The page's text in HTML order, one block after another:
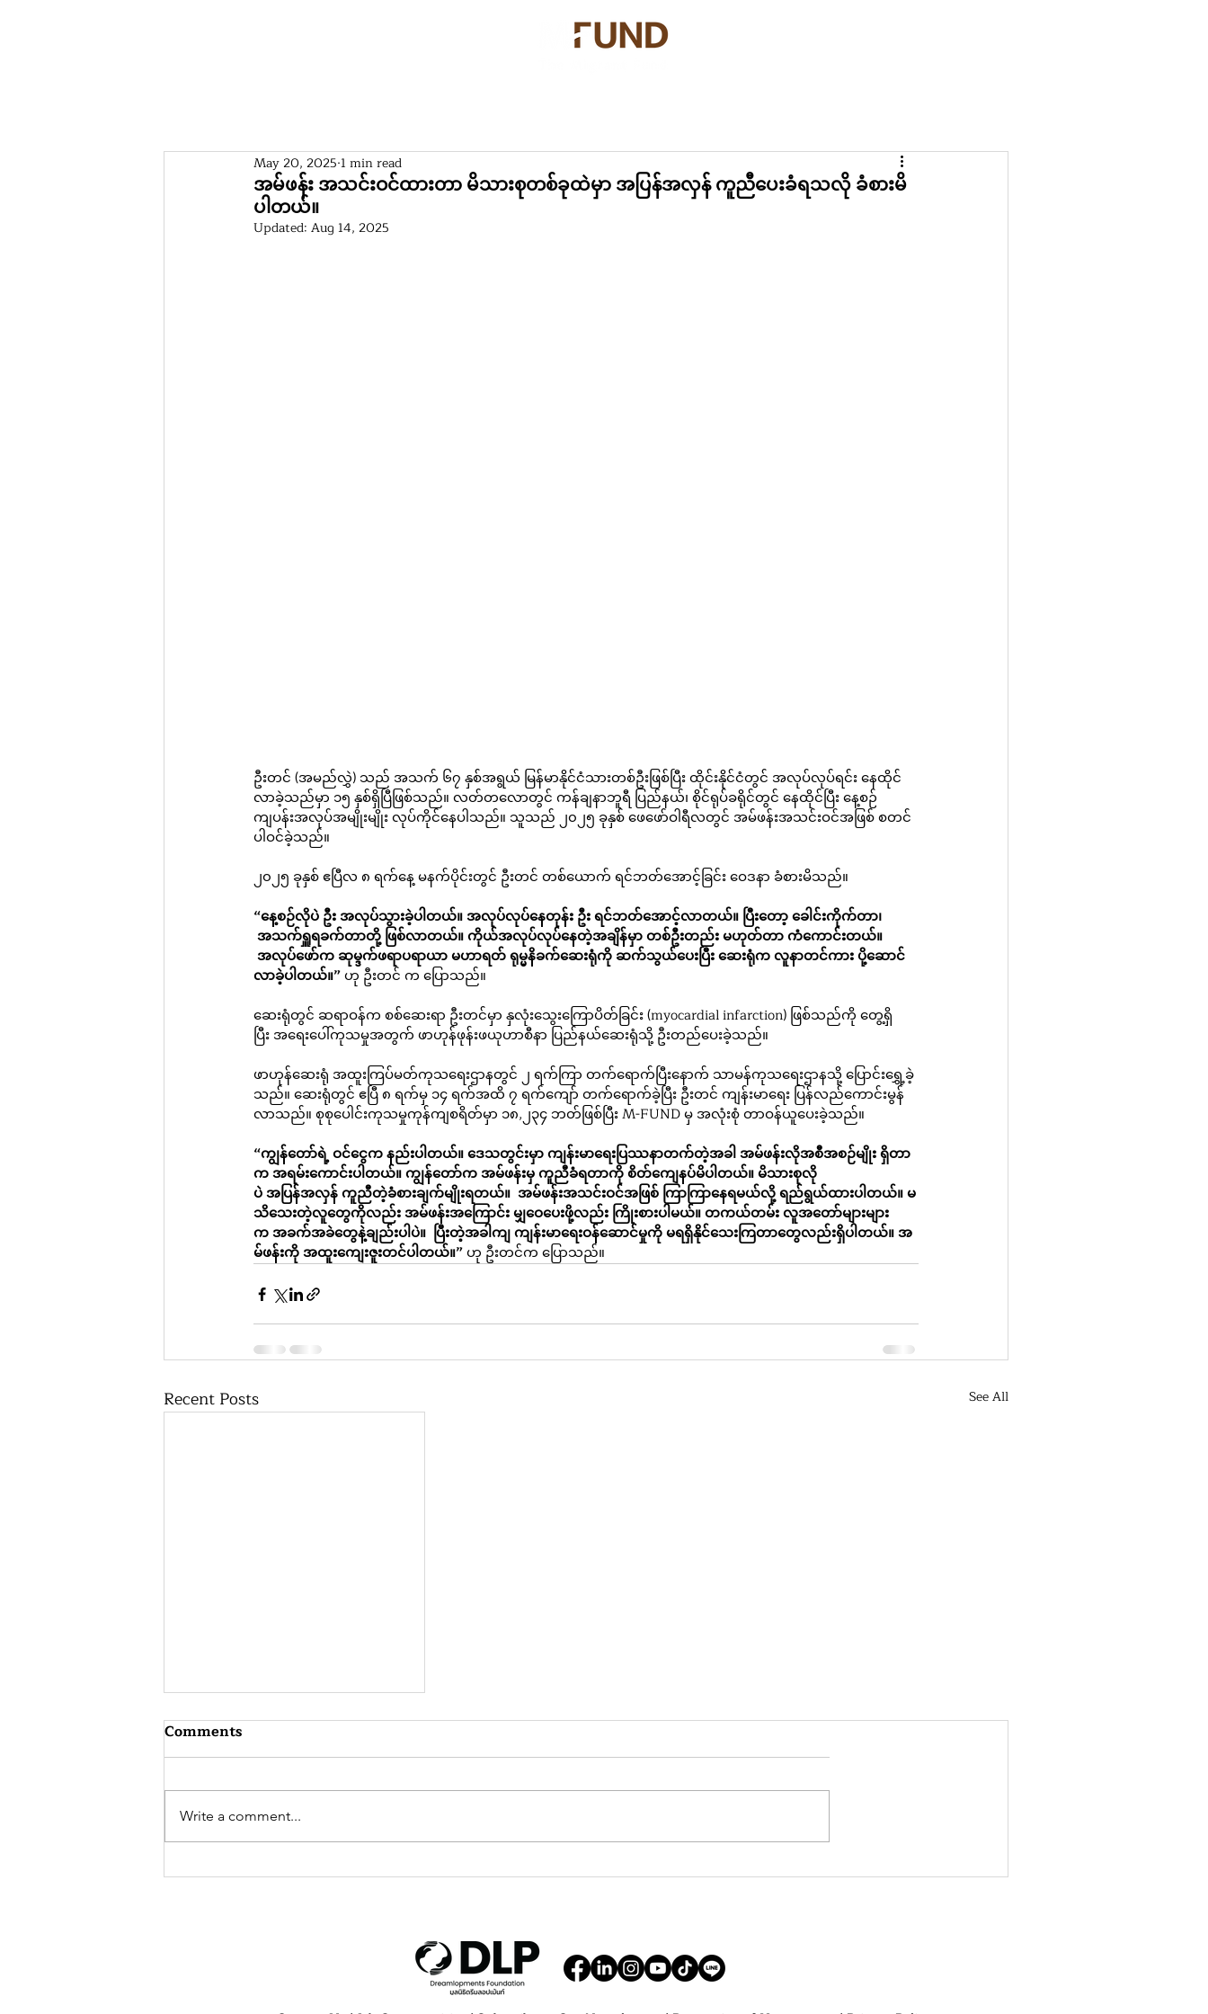
အမ်ဖန်း အသင်းဝင်ထားတာ မိသားစုတစ်ခုထဲမှာ အပြန်အလှန် ကူညီပေးခံရသလို ခံစားမိ
ပါတယ်။
May 20, 2025 1 min read
Updated: Aug 14, 2025
ဦးတင် (အမည်လွှဲ) သည် အသက် ၆၇ နှစ်အရွယ် မြန်မာနိုင်ငံသားတစ်ဦးဖြစ်ပြီး ထိုင်းနိုင်ငံတွင် အလုပ်လုပ်ရင်း နေထိုင်
လာခဲ့သည်မှာ ၁၅ နှစ်ရှိပြီဖြစ်သည်။ လတ်တလောတွင် ကန်ချနာဘူရီ ပြည်နယ်၊ စိုင်ရုပ်ခရိုင်တွင် နေထိုင်ပြီး နေ့စဉ်
ကျပန်းအလုပ်အမျိုးမျိုး လုပ်ကိုင်နေပါသည်။ သူသည် ၂၀၂၅ ခုနှစ် ဖေဖော်ဝါရီလတွင် အမ်ဖန်းအသင်းဝင်အဖြစ် စတင်
ပါဝင်ခဲ့သည်။
၂၀၂၅ ခုနှစ် ဧပြီလ ၈ ရက်နေ့ မနက်ပိုင်းတွင် ဦးတင် တစ်ယောက် ရင်ဘတ်အောင့်ခြင်း ဝေဒနာ ခံစားမိသည်။
“နေ့စဉ်လိုပဲ ဦး အလုပ်သွားခဲ့ပါတယ်။ အလုပ်လုပ်နေတုန်း ဦး ရင်ဘတ်အောင့်လာတယ်။ ပြီးတော့ ခေါင်းကိုက်တာ၊
အသက်ရှူရခက်တာတို့ ဖြစ်လာတယ်။ ကိုယ်အလုပ်လုပ်နေတဲ့အချိန်မှာ တစ်ဦးတည်း မဟုတ်တာ ကံကောင်းတယ်။
အလုပ်ဖော်က ဆုမ္ဒက်ဖရာပရာယာ မဟာရတ် ရုမ္မနိခက်ဆေးရုံကို ဆက်သွယ်ပေးပြီး ဆေးရုံက လူနာတင်ကား ပို့ဆောင်
လာခဲ့ပါတယ်။” ဟု ဦးတင် က ပြောသည်။
ဆေးရုံတွင် ဆရာဝန်က စစ်ဆေးရာ ဦးတင်မှာ နှလုံးသွေးကြောပိတ်ခြင်း (myocardial infarction) ဖြစ်သည်ကို တွေ့ရှိ
ပြီး အရေးပေါ်ကုသမှုအတွက် ဖာဟုန်ဖုန်းဖယုဟာစီနာ ပြည်နယ်ဆေးရုံသို့ ဦးတည်ပေးခဲ့သည်။
ဖာဟုန်ဆေးရုံ အထူးကြပ်မတ်ကုသရေးဌာနတွင် ၂ ရက်ကြာ တက်ရောက်ပြီးနောက် သာမန်ကုသရေးဌာနသို့ ပြောင်းရွှေ့ခဲ့
သည်။ ဆေးရုံတွင် ဧပြီ ၈ ရက်မှ ၁၄ ရက်အထိ ၇ ရက်ကျော် တက်ရောက်ခဲ့ပြီး ဦးတင် ကျန်းမာရေး ပြန်လည်ကောင်းမွန်
လာသည်။ စုစုပေါင်းကုသမှုကုန်ကျစရိတ်မှာ ၁၈,၂၃၄ ဘတ်ဖြစ်ပြီး M-FUND မှ အလုံးစုံ တာဝန်ယူပေးခဲ့သည်။
“ကျွန်တော်ရဲ့ ဝင်ငွေက နည်းပါတယ်။ ဒေသတွင်းမှာ ကျန်းမာရေးပြဿနာတက်တဲ့အခါ အမ်ဖန်းလိုအစီအစဉ်မျိုး ရှိတာ
က အရမ်းကောင်းပါတယ်။ ကျွန်တော်က အမ်ဖန်းမှ ကူညီခံရတာကို စိတ်ကျေနပ်မိပါတယ်။ မိသားစုလို
ပဲ အပြန်အလှန် ကူညီတဲ့ခံစားချက်မျိုးရတယ်။  အမ်ဖန်းအသင်းဝင်အဖြစ် ကြာကြာနေရမယ်လို့ ရည်ရွယ်ထားပါတယ်။ မ
သိသေးတဲ့လူတွေကိုလည်း အမ်ဖန်းအကြောင်း မျှဝေပေးဖို့လည်း ကြိုးစားပါမယ်။ တကယ်တမ်း လူအတော်များများ
က အခက်အခဲတွေနဲ့ချည်းပါပဲ။  ပြီးတဲ့အခါကျ ကျန်းမာရေးဝန်ဆောင်မှုကို မရရှိနိုင်သေးကြတာတွေလည်းရှိပါတယ်။ အ
မ်ဖန်းကို အထူးကျေးဇူးတင်ပါတယ်။” ဟု ဦးတင်က ပြောသည်။
Recent Posts See All
အမ်ဖန်းအသင်းဝင်အဖြစ်နဲ့ ခံစား
Comments
Write a comment...